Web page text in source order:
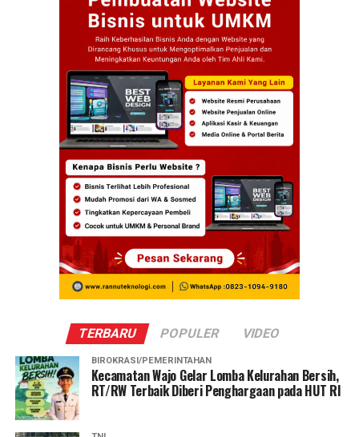
TERBARU POPULER VIDEO
BIROKRASI/PEMERINTAHAN
Kecamatan Wajo Gelar Lomba Kelurahan Bersih,
RT/RW Terbaik Diberi Penghargaan pada HUT RI